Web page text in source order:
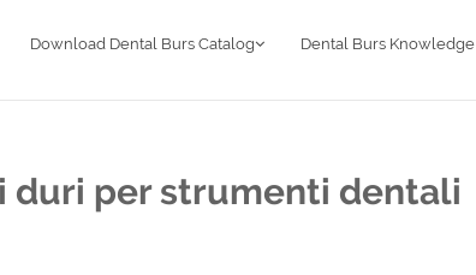
Download Dental Burs Catalog Dental Burs Knowledge
duri per strumenti dentali